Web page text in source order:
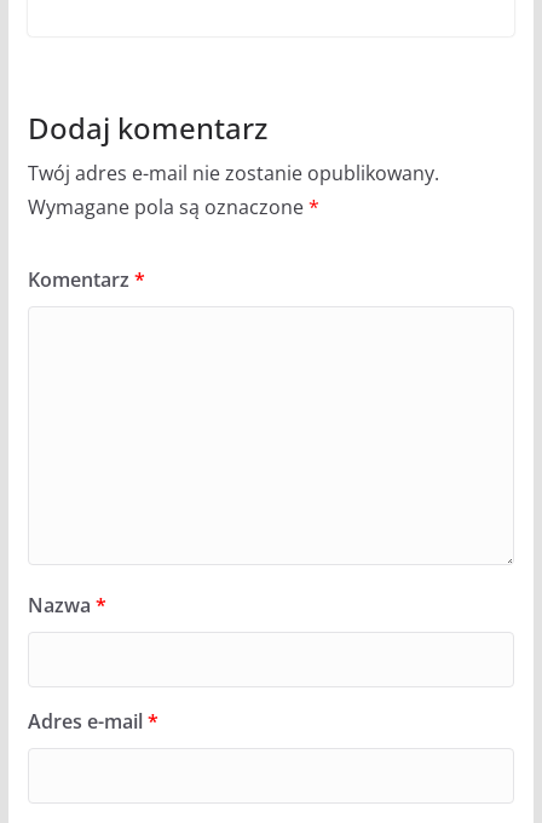
Dodaj komentarz
Twój adres e-mail nie zostanie opublikowany.
Wymagane pola są oznaczone*
Komentarz *
Nazwa *
Adres e-mail*